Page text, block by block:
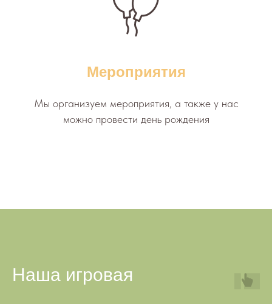
Мероприятия
Мы организуем мероприятия, а также у нас
можно провести день рождения
Наша игровая